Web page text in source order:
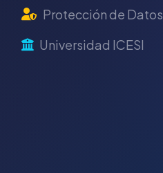
Protección de Datos
Universidad ICESI